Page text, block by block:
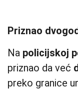
Priznao
Na policijskoj
priznao da već
preko granice